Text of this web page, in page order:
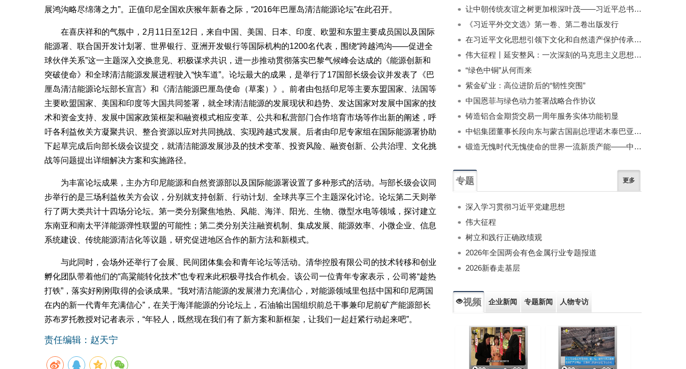
展鸿沟略尽绵薄之力”。正值印尼全国欢庆猴年新春之际，“2016年巴厘岛清洁能源论坛”在此召开。
在喜庆祥和的气氛中，2月11日至12日，来自中国、美国、日本、印度、欧盟和东盟主要成员国以及国际
能源署、联合国开发计划署、世界银行、亚洲开发银行等国际机构的1200名代表，围绕“跨越鸿沟——促进全
球伙伴关系”这一主题深入交换意见、积极谋求共识，进一步推动贯彻落实巴黎气候峰会达成的《能源创新和
突破使命》和全球清洁能源发展进程驶入“快车道”。论坛最大的成果，是举行了17国部长级会议并发表了《巴
厘岛清洁能源论坛部长宣言》和《清洁能源巴厘岛使命（草案）》。前者由包括印尼等主要东盟国家、法国等
主要欧盟国家、美国和印度等大国共同签署，就全球清洁能源的发展现状和趋势、发达国家对发展中国家的技
术和资金支持、发展中国家政策框架和融资模式相应变革、公共和私营部门合作培育市场等作出新的阐述，呼
吁各利益攸关方凝聚共识、整合资源以应对共同挑战、实现跨越式发展。后者由印尼专家组在国际能源署协助
下起草完成后向部长级会议提交，就清洁能源发展涉及的技术变革、投资风险、融资创新、公共治理、文化挑
战等问题提出详细解决方案和实施路径。
为丰富论坛成果，主办方印尼能源和自然资源部以及国际能源署设置了多种形式的活动。与部长级会议同
步举行的是三场利益攸关方会议，分别就支持创新、行动计划、全球共享三个主题深化讨论。论坛第二天则举
行了两大类共计十四场分论坛。第一类分别聚焦地热、风能、海洋、阳光、生物、微型水电等领域，探讨建立
东南亚和南太平洋能源弹性联盟的可能性；第二类分别关注融资机制、集成发展、能源效率、小微企业、信息
系统建设、传统能源清洁化等议题，研究促进地区合作的新方法和新模式。
与此同时，会场外还举行了会展、民间团体集会和青年论坛等活动。清华控股有限公司的技术转移和创业
孵化团队带着他们的“高粱能转化技术”也专程来此积极寻找合作机会。该公司一位青年专家表示，公司将“趁热
打铁”，落实好刚刚取得的会谈成果。“我对清洁能源的发展潜力充满信心，对能源领域里包括中国和印尼两国
在内的新一代青年充满信心”，在关于海洋能源的分论坛上，石油输出国组织前总干事兼印尼前矿产能源部长
苏布罗托教授对记者表示，“年轻人，既然现在我们有了新方案和新框架，让我们一起赶紧行动起来吧”。
责任编辑：赵天宁
让中朝传统友谊之树更加根深叶茂——习近平总书记对朝鲜进行国事访问纪实
《习近平外交文选》第一卷、第二卷出版发行
在习近平文化思想引领下文化和自然遗产保护传承利用工作开创新局面
伟大征程丨延安整风：一次深刻的马克思主义思想教育运动
“绿色中铜”从何而来
紫金矿业：高位进阶后的“韧性突围”
中国恩菲与绿色动力签署战略合作协议
铸造铝合金期货交易一周年服务实体功能初显
中铝集团董事长段向东与蒙古国副总理诺木泰巴亚尔举行会谈
锻造无愧时代无愧使命的世界一流新质产能——中国有色金属工业的战略应对与破局之道（二）
专题 更多
深入学习贯彻习近平党建思想
伟大征程
树立和践行正确政绩观
2026年全国两会有色金属行业专题报道
2026新春走基层
视频 企业新闻 专题新闻 人物专访